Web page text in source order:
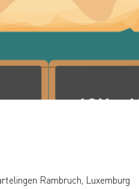
Rambruch, Luxemburg